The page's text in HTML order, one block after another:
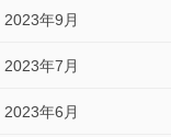
2023年9月
2023年7月
2023年6月